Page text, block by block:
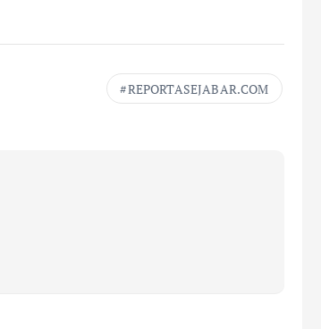
REPORTASEJABAR.COM